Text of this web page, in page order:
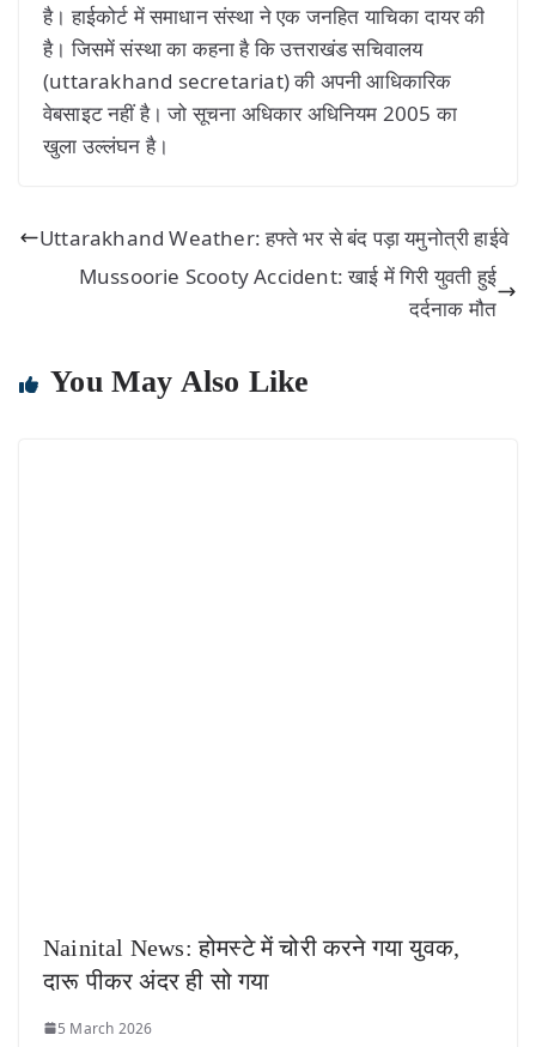
है। हाईकोर्ट में समाधान संस्था ने एक जनहित याचिका दायर की
है। जिसमें संस्था का कहना है कि उत्तराखंड सचिवालय
(uttarakhand secretariat) की अपनी आधिकारिक
वेबसाइट नहीं है। जो सूचना अधिकार अधिनियम 2005 का
खुला उल्लंघन है।
Uttarakhand Weather: हफ्ते भर से बंद पड़ा यमुनोत्री हाईवे
Mussoorie Scooty Accident: खाई में गिरी युवती हुई
दर्दनाक मौत
You May Also Like
Nainital News: होमस्टे में चोरी करने गया युवक,
दारू पीकर अंदर ही सो गया
5 March 2026